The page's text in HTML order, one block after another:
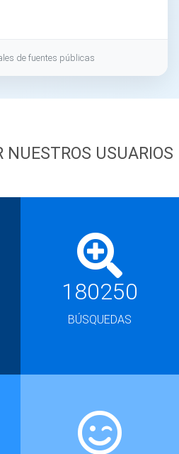
de fuentes públicas
NUESTROS USUARIOS
180250
BÚSQUEDAS